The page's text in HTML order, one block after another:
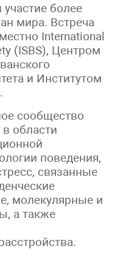
более
мира. Встреча
International
(ISBS), Центром
и Институтом
сообщество
области
поведения,
связанные
молекулярные и
а также